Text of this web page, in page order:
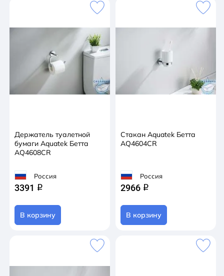
Держатель туалетной
бумаги Aquatek Бетта
AQ4608CR
Россия
3391 q
В корзину
Стакан Aquatek Бетта
AQ4604CR
Россия
2966 q
В корзину